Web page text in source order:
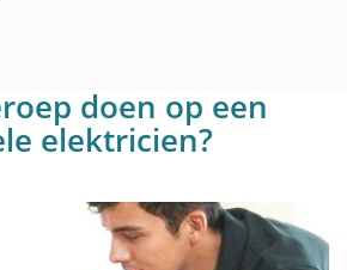
doen op een
elektricien?